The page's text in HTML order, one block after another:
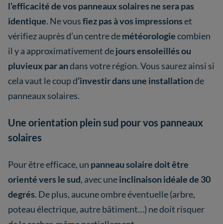
l’efficacité de vos panneaux solaires ne sera pas
identique. Ne vousfiez pas à vos impressionset
vérifiez auprès d’un centre demétéorologiecombien
il y a approximativement dejours ensoleillés ou
pluvieux par andans votre région. Vous saurez ainsi si
cela vaut le coup d’investir dans une installationde
panneaux solaires.
Une orientation plein sud pour vos panneaux
solaires
Pour être efficace, un panneau solaire doit être
orienté vers le sud, avec uneinclinaison idéale de 30
degrés. De plus, aucune ombre éventuelle (arbre,
poteau électrique, autre bâtiment…) ne doit risquer